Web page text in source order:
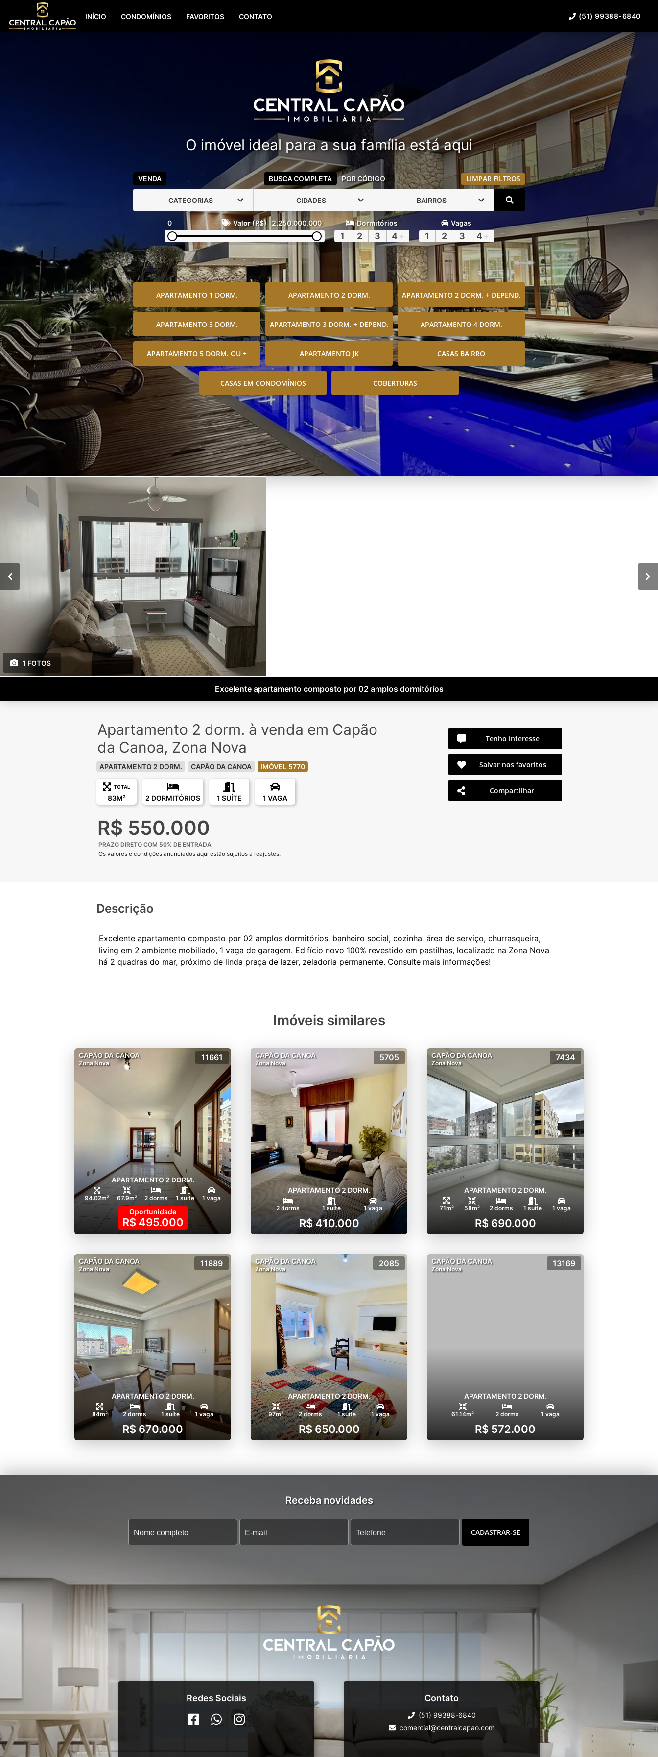
INÍCIO CONDOMÍNIOS FAVORITOS CONTATO (51) 99388-6840
O imóvel ideal para a sua família está aqui
VENDA BUSCA COMPLETA POR CÓDIGO LIMPAR FILTROS
CATEGORIAS CIDADES BAIRROS
0 Valor (R$) 2.250.000.000 Dormitórios
1 2 3 4 +
Vagas
1 2 3 4 +
APARTAMENTO 1 DORM. APARTAMENTO 2 DORM. APARTAMENTO 2 DORM. + DEPEND.
APARTAMENTO 3 DORM. APARTAMENTO 3 DORM. + DEPEND. APARTAMENTO 4 DORM.
APARTAMENTO 5 DORM. OU + APARTAMENTO JK CASAS BAIRRO
CASAS EM CONDOMÍNIOS COBERTURAS
1 FOTOS
Excelente apartamento composto por 02 amplos dormitórios
Apartamento 2 dorm. à venda em Capão
da Canoa, Zona Nova
APARTAMENTO 2 DORM. CAPÃO DA CANOA IMÓVEL 5770
TOTAL
83M² 2 DORMITÓRIOS 1 SUÍTE 1 VAGA
R$ 550.000
PRAZO DIRETO COM 50% DE ENTRADA
Os valores e condições anunciados aqui estão sujeitos a reajustes.
Tenho interesse
Salvar nos favoritos
Compartilhar
Descrição
Excelente apartamento composto por 02 amplos dormitórios, banheiro social, cozinha, área de serviço, churrasqueira,
living em 2 ambiente mobiliado, 1 vaga de garagem. Edifício novo 100% revestido em pastilhas, localizado na Zona Nova
Imóveis similares
CAPÃO DA CANOA
Zona Nova
11661
APARTAMENTO 2 DORM.
94.02m² 67.9m² 2 dorms 1 suíte 1 vaga
Oportunidade
R$ 495.000
CAPÃO DA CANOA
Zona Nova
5705
APARTAMENTO 2 DORM.
2 dorms 1 suíte 1 vaga
R$ 410.000
CAPÃO DA CANOA
Zona Nova
7434
APARTAMENTO 2 DORM.
71m² 58m² 2 dorms 1 suíte 1 vaga
R$ 690.000
CAPÃO DA CANOA
Zona Nova
11889
APARTAMENTO 2 DORM.
84m² 2 dorms 1 suíte 1 vaga
R$ 670.000
CAPÃO DA CANOA
Zona Nova
2085
APARTAMENTO 2 DORM.
97m² 2 dorms 1 suíte 1 vaga
R$ 650.000
CAPÃO DA CANOA
Zona Nova
13169
APARTAMENTO 2 DORM.
61.14m² 2 dorms 1 vaga
R$ 572.000
Receba novidades
CADASTRAR-SE
Redes Sociais Contato
(51) 99388-6840
comercial@centralcapao.com